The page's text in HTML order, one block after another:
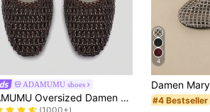
ADAMUMU shoes
ADAMUMU Oversized Damen Mode Handgefertigte PU Gewebte High-End Mary Jane Ballettschuhe mit einzelnem Riemen und Metallschnalle, atmungsaktives gewebtes Design, bequeme flache Sohle, Damen Alltagspendeln / Urlaub Freizeitkleidung Schuhe, schick & elegant
(1000+)
4
#4 Bestseller